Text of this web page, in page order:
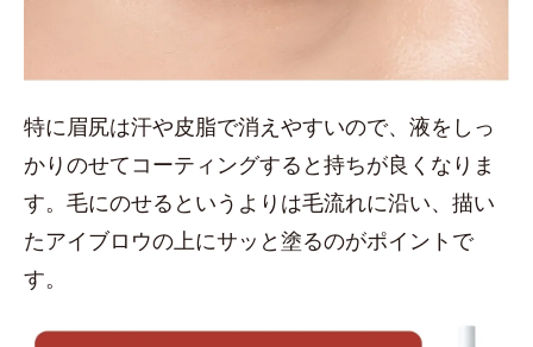
特に眉尻は汗や皮脂で消えやすいので、液をしっ
かりのせてコーティングすると持ちが良くなりま
す。毛にのせるというよりは毛流れに沿い、描い
たアイブロウの上にサッと塗るのがポイントで
す。